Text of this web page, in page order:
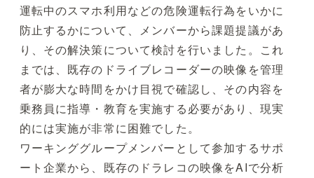
運転中のスマホ利用などの危険運転行為をいかに
防止するかについて、メンバーから課題提議があ
り、その解決策について検討を行いました。これ
までは、既存のドライブレコーダーの映像を管理
者が膨大な時間をかけ目視で確認し、その内容を
乗務員に指導・教育を実施する必要があり、現実
的には実施が非常に困難でした。
ワーキンググループメンバーとして参加するサポ
ート企業から、既存のドラレコの映像をAIで分析